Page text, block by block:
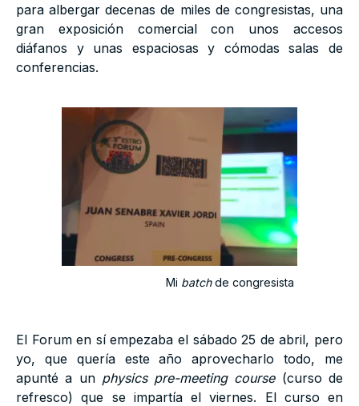
para albergar decenas de miles de congresistas, una
gran exposición comercial con unos accesos
diáfanos y unas espaciosas y cómodas salas de
conferencias.
Mi batchde congresista
El Forum en sí empezaba el sábado 25 de abril, pero
yo, que quería este año aprovecharlo todo, me
apunté a un physics pre-meeting course(curso de
refresco) que se impartía el viernes. El curso en